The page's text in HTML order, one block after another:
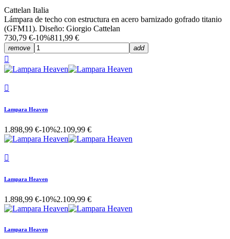
Cattelan Italia
Lámpara de techo con estructura en acero barnizado gofrado titanio
(GFM11). Diseño: Giorgio Cattelan
730,79 €-10%811,99 €
remove add


Lampara Heaven
1.898,99 €-10%2.109,99 €

Lampara Heaven
1.898,99 €-10%2.109,99 €
Lampara Heaven